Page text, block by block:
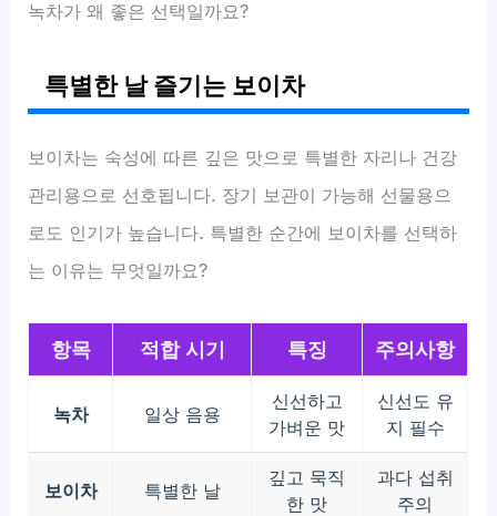
녹차가 왜 좋은 선택일까요?
특별한 날 즐기는 보이차
보이차는 숙성에 따른 깊은 맛으로 특별한 자리나 건강
관리용으로 선호됩니다. 장기 보관이 가능해 선물용으
로도 인기가 높습니다. 특별한 순간에 보이차를 선택하
는 이유는 무엇일까요?
항목 적합 시기 특징 주의사항
녹차 일상 음용
신선하고
가벼운 맛
신선도 유
지 필수
보이차 특별한 날
깊고 묵직
한 맛
과다 섭취
주의